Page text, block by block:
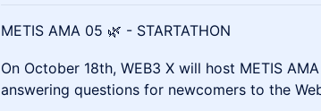
METIS AMA 05 🌿 - STARTATHON
On October 18th, WEB3 X will host METIS
answering questions for newcomers to the